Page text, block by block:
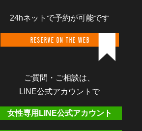
24hネットで予約が可能です
RESERVE ON THE WEB
ご質問・ご相談は、
LINE公式アカウントで
女性専用LINE公式アカウント